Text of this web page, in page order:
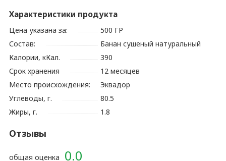
Характеристики продукта
Цена указана за:
500 ГР
Состав:
Банан сушеный натуральный
Калории, кКал.
390
Срок хранения
12 месяцев
Место происхождения:
Эквадор
Углеводы, г.
80.5
Жиры, г.
1.8
Отзывы
0.0
общая оценка